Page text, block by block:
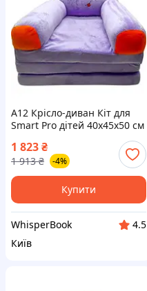
A12 Крісло-диван Кіт для
Smart Pro дітей 40х45х50 см
м`яке місце для сидіння і
відпочинку MAX14R
1 823₴
1 913 ₴ -4%
Купити
WhisperBook
4.5
Київ